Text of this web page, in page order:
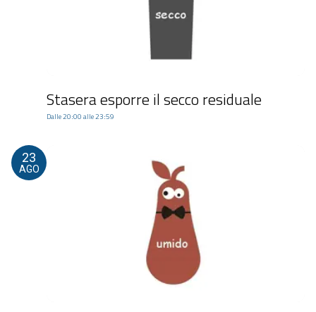
Stasera esporre il secco residuale
Dalle 20:00 alle 23:59
23
AGO